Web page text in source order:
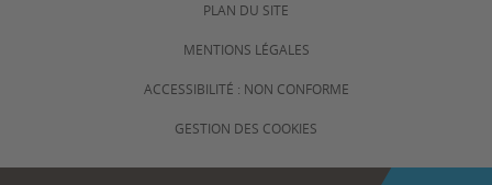
PLAN DU SITE
MENTIONS LÉGALES
ACCESSIBILITÉ : NON CONFORME
GESTION DES COOKIES